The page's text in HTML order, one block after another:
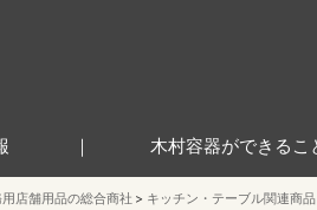
食品包装容
木村容器ができるこ
店舗用品の総合商社 キッチン・テーブル関連商品